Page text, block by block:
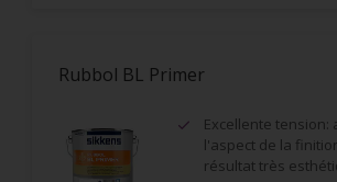
Rubbol BL Primer
Excellente tension:
l'aspect de la
résultat très